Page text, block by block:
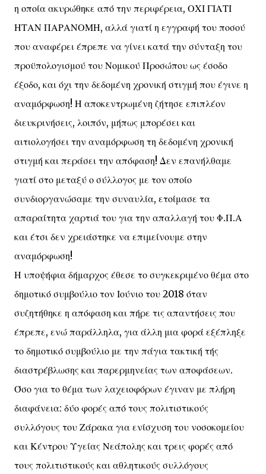
η οποία ακυρώθηκε από την περιφέρεια, ΟΧΙ ΓΙΑΤΙ
ΗΤΑΝ ΠΑΡΑΝΟΜΗ, αλλά γιατί η εγγραφή του ποσού
που αναφέρει έπρεπε να γίνει κατά την σύνταξη του
προϋπολογισμού του Νομικού Προσώπου ως έσοδο
έξοδο, και όχι την δεδομένη χρονική στιγμή που έγινε η
αναμόρφωση! Η αποκεντρωμένη ζήτησε επιπλέον
διευκρινήσεις, λοιπόν, μήπως μπορέσει και
αιτιολογήσει την αναμόρφωση τη δεδομένη χρονική
στιγμή και περάσει την απόφαση! Δεν επανήλθαμε
γιατί στο μεταξύ ο σύλλογος με τον οποίο
συνδιοργανώσαμε την συναυλία, ετοίμασε τα
απαραίτητα χαρτιά του για την απαλλαγή του Φ.Π.Α
και έτσι δεν χρειάστηκε να επιμείνουμε στην
αναμόρφωση!
Η υποψήφια δήμαρχος έθεσε το συγκεκριμένο θέμα στο
δημοτικό συμβούλιο τον Ιούνιο του 2018 όταν
συζητήθηκε η απόφαση και πήρε τις απαντήσεις που
έπρεπε, ενώ παράλληλα, για άλλη μια φορά εξέπληξε
το δημοτικό συμβούλιο με την πάγια τακτική τής
διαστρέβλωσης και παρερμηνείας των αποφάσεων.
Όσο για το θέμα των λαχειοφόρων έγιναν με πλήρη
διαφάνεια: δύο φορές από τους πολιτιστικούς
συλλόγους του Ζάρακα για ενίσχυση του νοσοκομείου
και Κέντρου Υγείας Νεάπολης και τρεις φορές από
τους πολιτιστικούς και αθλητικούς συλλόγους